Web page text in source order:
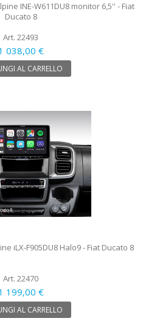
INE-W611DU8 monitor 6,5'' - Fiat
Ducato 8
Art. 22493
038,00 €
AL CARRELLO
iLX-F905DU8 Halo9 - Fiat Ducato 8
Art. 22470
199,00 €
AL CARRELLO